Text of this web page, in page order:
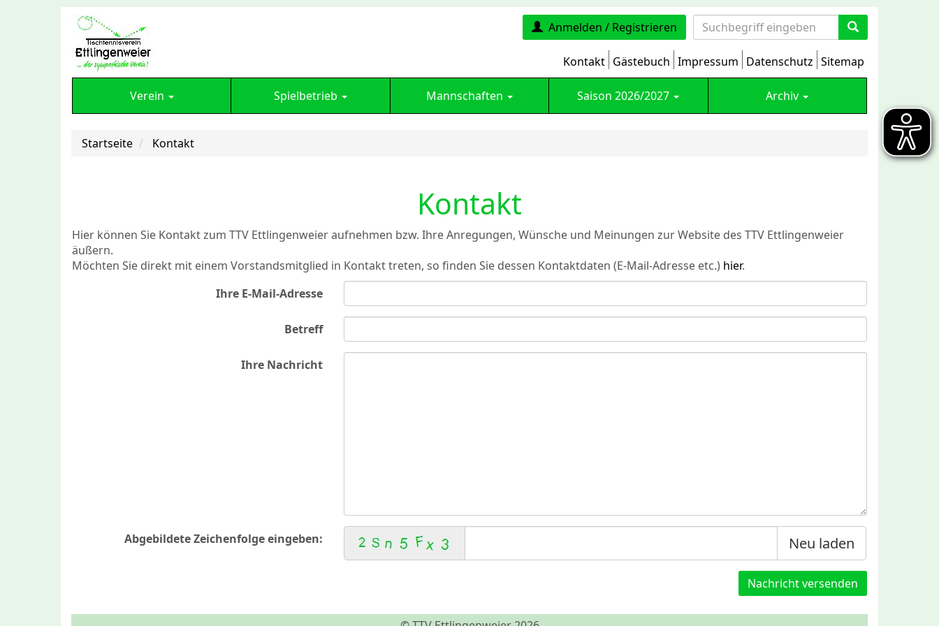
Anmelden / Registrieren
Kontakt Gästebuch Impressum Datenschutz Sitemap
Verein Spielbetrieb Mannschaften Saison 2026/2027 Archiv
Startseite Kontakt
Kontakt
Hier können Sie Kontakt zum TTV Ettlingenweier aufnehmen bzw. Ihre Anregungen, Wünsche und Meinungen zur Website des TTV Ettlingenweier
äußern.
Möchten Sie direkt mit einem Vorstandsmitglied in Kontakt treten, so finden Sie dessen Kontaktdaten (E-Mail-Adresse etc.) hier.
Ihre E-Mail-Adresse
Betreff
Ihre Nachricht
Abgebildete Zeichenfolge eingeben: